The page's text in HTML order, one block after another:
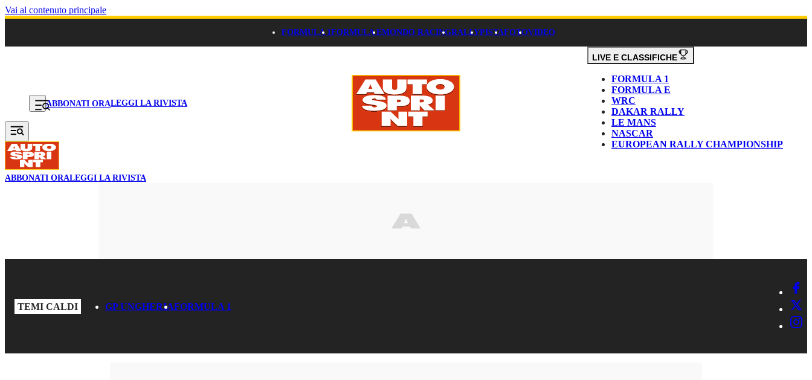
Vai al contenuto principale
FORMULA 1FORMULA EMONDO RACINGRALLYPISTAFOTOVIDEO
ABBONATI ORALEGGI LA RIVISTA
LIVE E CLASSIFICHE
FORMULA 1
FORMULA E
WRC
DAKAR RALLY
LE MANS
NASCAR
EUROPEAN RALLY CHAMPIONSHIP
ABBONATI ORALEGGI LA RIVISTA
TEMI CALDI GP UNGHERIAFORMULA 1